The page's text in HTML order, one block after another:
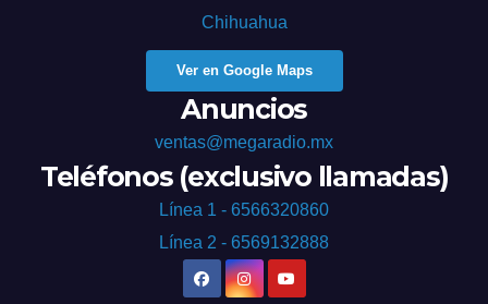
Chihuahua
Ver en Google Maps
Anuncios
ventas@megaradio.mx
Teléfonos (exclusivo llamadas)
Línea 1 - 6566320860
Línea 2 - 6569132888